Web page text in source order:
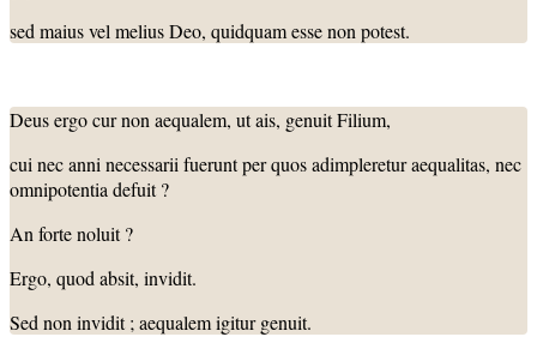
sed maius vel melius Deo, quidquam esse non potest.
Deus ergo cur non aequalem, ut ais, genuit Filium,
cui nec anni necessarii fuerunt per quos adimpleretur aequalitas, nec
omnipotentia defuit ?
An forte noluit ?
Ergo, quod absit, invidit.
Sed non invidit ; aequalem igitur genuit.